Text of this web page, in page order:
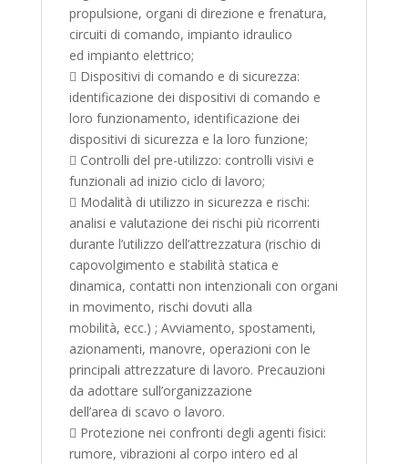
propulsione, organi di direzione e frenatura,
circuiti di comando, impianto idraulico
ed impianto elettrico;
 Dispositivi di comando e di sicurezza:
identificazione dei dispositivi di comando e
loro funzionamento, identificazione dei
dispositivi di sicurezza e la loro funzione;
 Controlli del pre-utilizzo: controlli visivi e
funzionali ad inizio ciclo di lavoro;
 Modalità di utilizzo in sicurezza e rischi:
analisi e valutazione dei rischi più ricorrenti
durante l’utilizzo dell’attrezzatura (rischio di
capovolgimento e stabilità statica e
dinamica, contatti non intenzionali con organi
in movimento, rischi dovuti alla
mobilità, ecc.) ; Avviamento, spostamenti,
azionamenti, manovre, operazioni con le
principali attrezzature di lavoro. Precauzioni
da adottare sull’organizzazione
dell’area di scavo o lavoro.
 Protezione nei confronti degli agenti fisici:
rumore, vibrazioni al corpo intero ed al